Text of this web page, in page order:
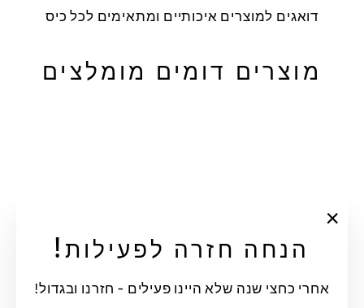
הנחה חזרה לפעילות!
אחרי כחצי שנה שלא היינו פעילים - חזרנו ובגדול!
דואגים למוצרים איכותיים ומתאימים לכל כיס
מוצרים דומים מומלצים
חולצה - ZENITSU